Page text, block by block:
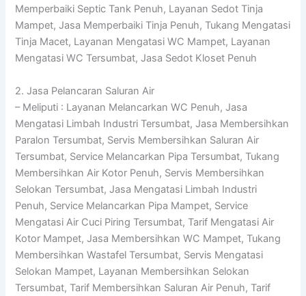
Memperbaiki Septic Tank Penuh, Layanan Sedot Tinja
Mampet, Jasa Memperbaiki Tinja Penuh, Tukang Mengatasi
Tinja Macet, Layanan Mengatasi WC Mampet, Layanan
Mengatasi WC Tersumbat, Jasa Sedot Kloset Penuh
2. Jasa Pelancaran Saluran Air
– Meliputi : Layanan Melancarkan WC Penuh, Jasa
Mengatasi Limbah Industri Tersumbat, Jasa Membersihkan
Paralon Tersumbat, Servis Membersihkan Saluran Air
Tersumbat, Service Melancarkan Pipa Tersumbat, Tukang
Membersihkan Air Kotor Penuh, Servis Membersihkan
Selokan Tersumbat, Jasa Mengatasi Limbah Industri
Penuh, Service Melancarkan Pipa Mampet, Service
Mengatasi Air Cuci Piring Tersumbat, Tarif Mengatasi Air
Kotor Mampet, Jasa Membersihkan WC Mampet, Tukang
Membersihkan Wastafel Tersumbat, Servis Mengatasi
Selokan Mampet, Layanan Membersihkan Selokan
Tersumbat, Tarif Membersihkan Saluran Air Penuh, Tarif